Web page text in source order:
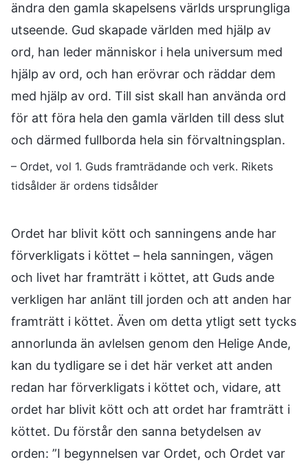
ändra den gamla skapelsens världs ursprungliga
utseende. Gud skapade världen med hjälp av
ord, han leder människor i hela universum med
hjälp av ord, och han erövrar och räddar dem
med hjälp av ord. Till sist skall han använda ord
för att föra hela den gamla världen till dess slut
och därmed fullborda hela sin förvaltningsplan.
– Ordet, vol 1. Guds framträdande och verk. Rikets
tidsålder är ordens tidsålder
Ordet har blivit kött och sanningens ande har
förverkligats i köttet – hela sanningen, vägen
och livet har framträtt i köttet, att Guds ande
verkligen har anlänt till jorden och att anden har
framträtt i köttet. Även om detta ytligt sett tycks
annorlunda än avlelsen genom den Helige Ande,
kan du tydligare se i det här verket att anden
redan har förverkligats i köttet och, vidare, att
ordet har blivit kött och att ordet har framträtt i
köttet. Du förstår den sanna betydelsen av
orden: ”I begynnelsen var Ordet, och Ordet var